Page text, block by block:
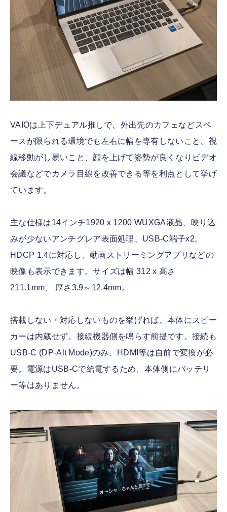
VAIOは上下デュアル推しで、外出先のカフェなどスペ
ースが限られる環境でも左右に幅を専有しないこと、視
線移動がし易いこと、顔を上げて姿勢が良くなりビデオ
会議などでカメラ目線を改善できる等を利点として挙げ
ています。
主な仕様は14インチ1920 x 1200 WUXGA液晶、映り込
みが少ないアンチグレア表面処理、USB-C端子x2。
HDCP 1.4に対応し、動画ストリーミングアプリなどの
映像も表示できます。サイズは幅 312 x 高さ
211.1mm、 厚さ3.9～12.4mm。
搭載しない・対応しないものを挙げれば、本体にスピー
カーは内蔵せず。接続機器側を鳴らす前提です。接続も
USB-C (DP-Alt Mode)のみ、HDMI等は自前で変換が必
要。電源はUSB-Cで給電するため、本体側にバッテリ
ー等はありません。